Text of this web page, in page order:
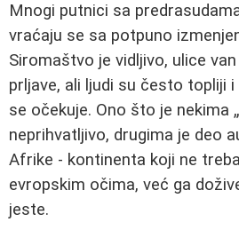
Mnogi putnici sa
vraćaju se sa potpuno
Siromaštvo je vidljivo, ulice
prljave, ali ljudi su često topliji
se očekuje. Ono što je nekima
neprihvatljivo, drugima je deo
Afrike - kontinenta koji ne
evropskim očima, već ga
jeste.